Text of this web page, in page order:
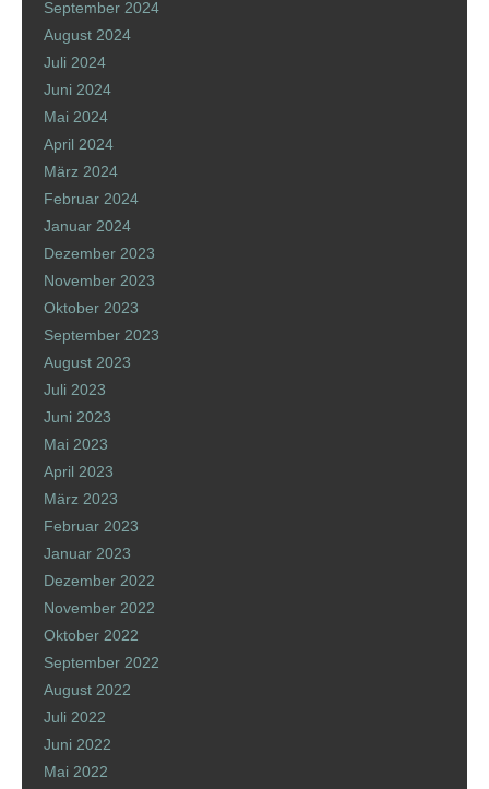
September 2024
August 2024
Juli 2024
Juni 2024
Mai 2024
April 2024
März 2024
Februar 2024
Januar 2024
Dezember 2023
November 2023
Oktober 2023
September 2023
August 2023
Juli 2023
Juni 2023
Mai 2023
April 2023
März 2023
Februar 2023
Januar 2023
Dezember 2022
November 2022
Oktober 2022
September 2022
August 2022
Juli 2022
Juni 2022
Mai 2022